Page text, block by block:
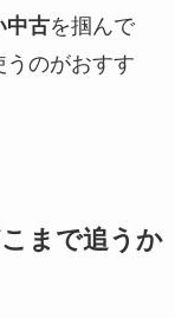
中古を掴んで
うのがおすす
まで追うか